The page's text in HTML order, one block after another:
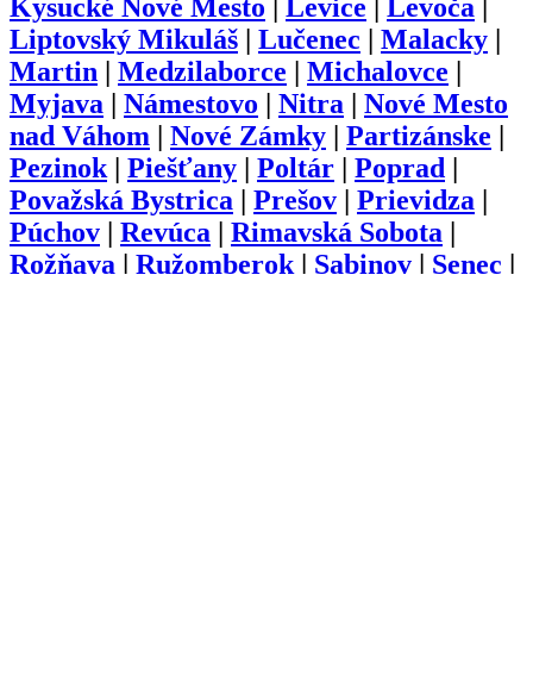
Kysucké Nové Mesto | Levice | Levoča |
Liptovský Mikuláš | Lučenec | Malacky |
Martin | Medzilaborce | Michalovce |
Myjava | Námestovo | Nitra | Nové Mesto
nad Váhom | Nové Zámky | Partizánske |
Pezinok | Piešťany | Poltár | Poprad |
Považská Bystrica | Prešov | Prievidza |
Púchov | Revúca | Rimavská Sobota |
Rožňava | Ružomberok | Sabinov | Senec |